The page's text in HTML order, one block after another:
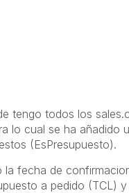
tengo todos los
lo cual se ha añadido
(EsPresupuesto).
la fecha de
a pedido (TCL) y